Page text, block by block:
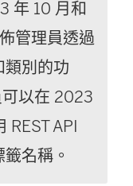
年 10 月和
管理員透過
類別的功
以在 2023
REST API
名稱。